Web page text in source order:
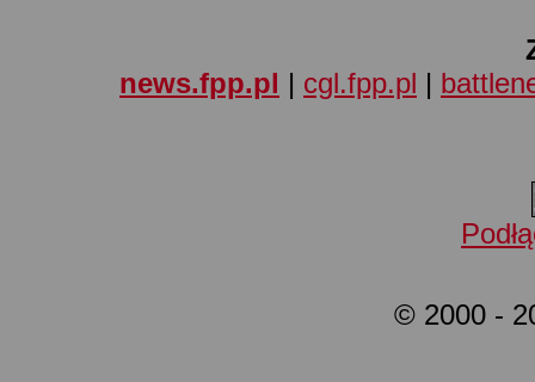
news.fpp.pl | cgl.fpp.pl |
© 2000 -